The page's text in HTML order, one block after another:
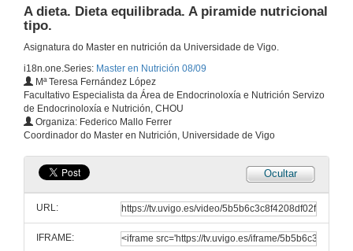
A dieta. Dieta equilibrada. A piramide nutricional
tipo.
Asignatura do Master en nutrición da Universidade de Vigo.
i18n.one.Series: Master en Nutrición 08/09
Mª Teresa Fernández López
Facultativo Especialista da Área de Endocrinoloxía e Nutrición Servizo
de Endocrinoloxía e Nutrición, CHOU
Organiza: Federico Mallo Ferrer
Coordinador do Master en Nutrición, Universidade de Vigo
Ocultar
URL:
IFRAME: